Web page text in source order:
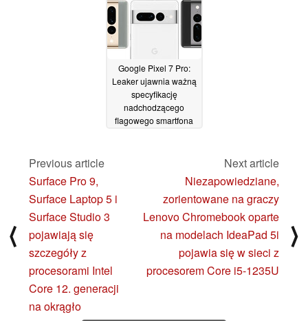
Google Pixel 7 Pro:
Leaker ujawnia ważną
specyfikację
nadchodzącego
flagowego smartfona
⟨
Previous article
Surface Pro 9,
Surface Laptop 5 i
Surface Studio 3
pojawiają się
szczegóły z
procesorami Intel
Core 12. generacji
na okrągło
Next article
Niezapowiedziane,
zorientowane na graczy
Lenovo Chromebook oparte
na modelach IdeaPad 5i
pojawia się w sieci z
procesorem Core i5-1235U
⟩